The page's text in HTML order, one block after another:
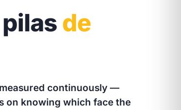
de
continuously —
on knowing which face the